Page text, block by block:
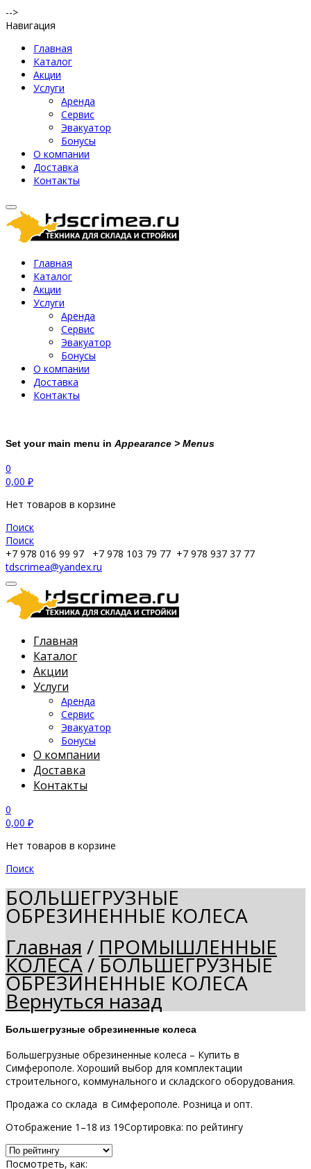
-->
Навигация
Главная
Каталог
Акции
Услуги
Аренда
Сервис
Эвакуатор
Бонусы
О компании
Доставка
Контакты
Главная
Каталог
Акции
Услуги
Аренда
Сервис
Эвакуатор
Бонусы
О компании
Доставка
Контакты
Set your main menu in Appearance > Menus
0
0,00 ₽
Нет товаров в корзине
Поиск
Поиск
+7 978 016 99 97
+7 978 103 79 77 +7 978 937 37 77
tdscrimea@yandex.ru
Главная
Каталог
Акции
Услуги
Аренда
Сервис
Эвакуатор
Бонусы
О компании
Доставка
Контакты
0
0,00 ₽
Нет товаров в корзине
Поиск
БОЛЬШЕГРУЗНЫЕ
ОБРЕЗИНЕННЫЕ КОЛЕСА
Главная / ПРОМЫШЛЕННЫЕ
КОЛЕСА/БОЛЬШЕГРУЗНЫЕ
ОБРЕЗИНЕННЫЕ КОЛЕСА
Вернуться назад
Большегрузные обрезиненные колеса
Большегрузные обрезиненные колеса – Купить в
Симферополе. Хороший выбор для комплектации
строительного, коммунального и складского оборудования.
Продажа со склада в Симферополе. Розница и опт.
Отображение 1–18 из 19Сортировка: по рейтингу
Посмотреть, как: